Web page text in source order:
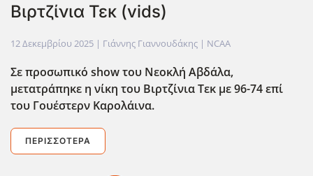
Βιρτζίνια Τεκ (vids)
12 Δεκεμβρίου 2025 | Γιάννης Γιαννουδάκης | NCAA
Σε προσωπικό showτου Νεοκλή Αβδάλα,
μετατράπηκε η νίκη του Βιρτζίνια Τεκ με 96-74 επί
του Γουέστερν Καρολάινα.
ΠΕΡΙΣΣΌΤΕΡΑ